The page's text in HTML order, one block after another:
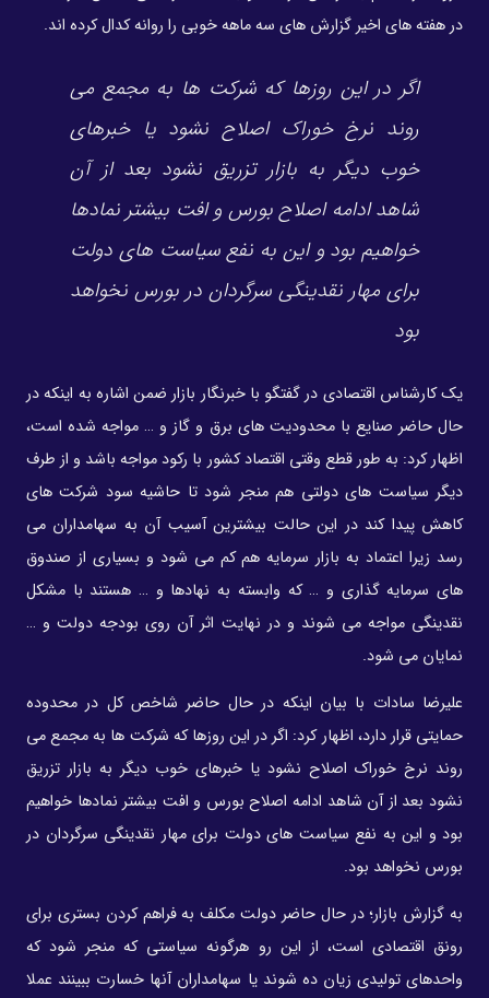
در هفته های اخیر گزارش های سه ماهه خوبی را روانه کدال کرده اند.
اگر در این روزها که شرکت ها به مجمع می
روند نرخ خوراک اصلاح نشود یا خبرهای
خوب دیگر به بازار تزریق نشود بعد از آن
شاهد ادامه اصلاح بورس و افت بیشتر نمادها
خواهیم بود و این به نفع سیاست های دولت
برای مهار نقدینگی سرگردان در بورس نخواهد
بود
یک کارشناس اقتصادی در گفتگو با خبرنگار بازار ضمن اشاره به اینکه در
حال حاضر صنایع با محدودیت های برق و گاز و … مواجه شده است،
اظهار کرد: به طور قطع وقتی اقتصاد کشور با رکود مواجه باشد و از طرف
دیگر سیاست های دولتی هم منجر شود تا حاشیه سود شرکت های
کاهش پیدا کند در این حالت بیشترین آسیب آن به سهامداران می
رسد زیرا اعتماد به بازار سرمایه هم کم می شود و بسیاری از صندوق
های سرمایه گذاری و … که وابسته به نهادها و … هستند با مشکل
نقدینگی مواجه می شوند و در نهایت اثر آن روی بودجه دولت و …
نمایان می شود.
علیرضا سادات با بیان اینکه در حال حاضر شاخص کل در محدوده
حمایتی قرار دارد، اظهار کرد: اگر در این روزها که شرکت ها به مجمع می
روند نرخ خوراک اصلاح نشود یا خبرهای خوب دیگر به بازار تزریق
نشود بعد از آن شاهد ادامه اصلاح بورس و افت بیشتر نمادها خواهیم
بود و این به نفع سیاست های دولت برای مهار نقدینگی سرگردان در
بورس نخواهد بود.
به گزارش بازار؛ در حال حاضر دولت مکلف به فراهم کردن بستری برای
رونق اقتصادی است، از این رو هرگونه سیاستی که منجر شود که
واحدهای تولیدی زیان ده شوند یا سهامداران آنها خسارت ببینند عملا